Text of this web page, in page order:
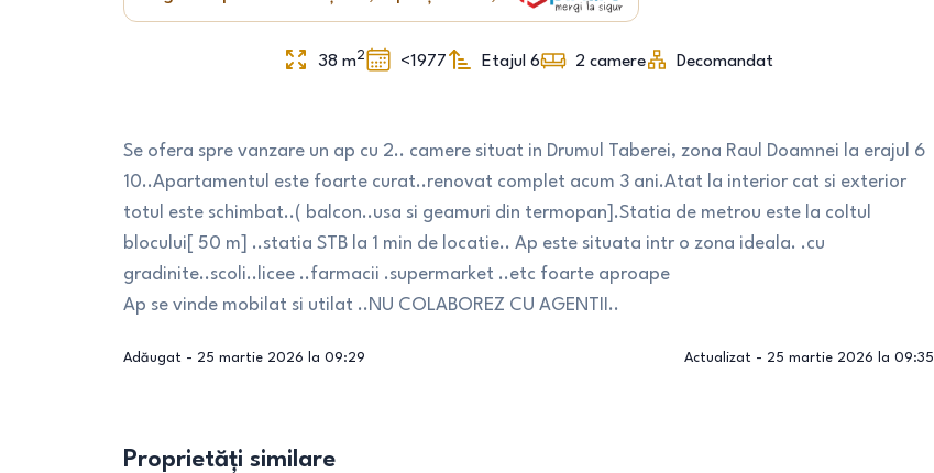
38 m2 <1977 Etajul 6 2 camere Decomandat
Se ofera spre vanzare un ap cu 2.. camere situat in Drumul Taberei, zona Raul Doamnei la erajul 6
10..Apartamentul este foarte curat..renovat complet acum 3 ani.Atat la interior cat si exterior
totul este schimbat..( balcon..usa si geamuri din termopan].Statia de metrou este la coltul
blocului[ 50 m] ..statia STB la 1 min de locatie.. Ap este situata intr o zona ideala. .cu
gradinite..scoli..licee ..farmacii .supermarket ..etc foarte aproape
Ap se vinde mobilat si utilat ..NU COLABOREZ CU AGENTII..
Adăugat - 25 martie 2026 la 09:29 Actualizat - 25 martie 2026 la 09:35
Proprietăți similare